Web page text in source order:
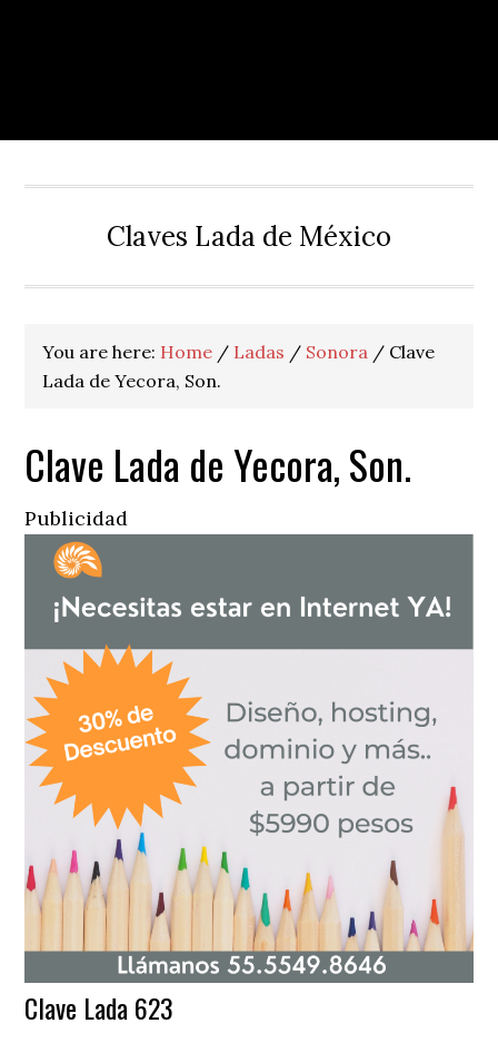
Claves Lada de México
You are here: Home / Ladas / Sonora / Clave
Lada de Yecora, Son.
Clave Lada de Yecora, Son.
Publicidad
Clave Lada 623